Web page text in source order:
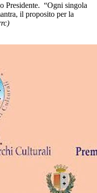
Presidente. “Ogni singola
il proposito per la